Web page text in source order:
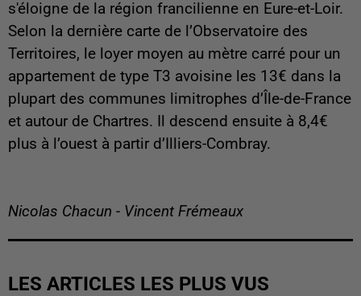
s'éloigne de la région francilienne en Eure-et-Loir.
Selon la dernière carte de l’Observatoire des
Territoires, le loyer moyen au mètre carré pour un
appartement de type T3 avoisine les 13€ dans la
plupart des communes limitrophes d’Île-de-France
et autour de Chartres. Il descend ensuite à 8,4€
plus à l’ouest à partir d’Illiers-Combray.
Nicolas Chacun - Vincent Frémeaux
LES ARTICLES LES PLUS VUS